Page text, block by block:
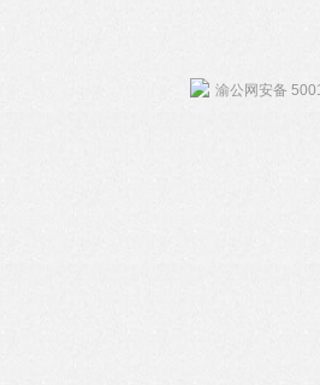
渝公网安备